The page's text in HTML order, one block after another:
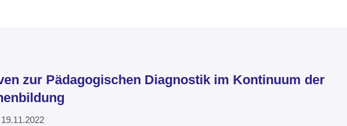
zur Pädagogischen Diagnostik im Kontinuum der